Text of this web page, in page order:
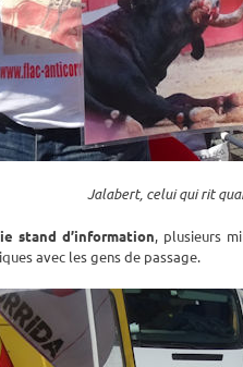
Jalabert, celui qui rit
stand d’information, plusieurs
avec les gens de passage.